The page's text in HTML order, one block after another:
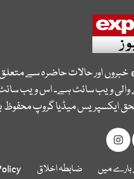
خبروں اور حالات حاضرہ سے
ویب سائٹ ہے۔ اس ویب سائٹ
ایکسپریس میڈیا گروپ محفوظ
میں ضابطہ اخلاق